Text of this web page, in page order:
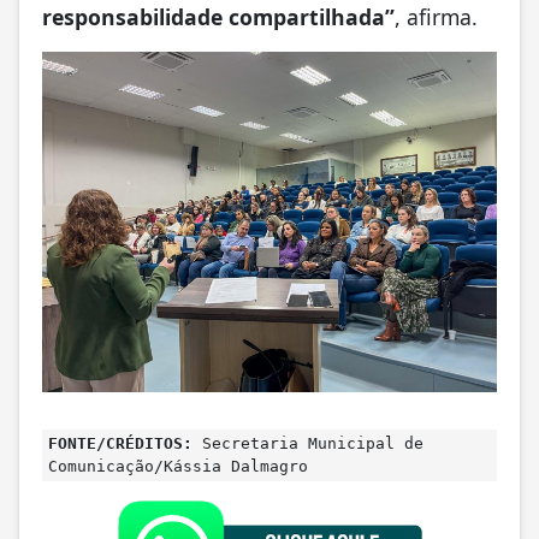
responsabilidade compartilhada”, afirma.
FONTE/CRÉDITOS:
Secretaria Municipal de
Comunicação/Kássia Dalmagro